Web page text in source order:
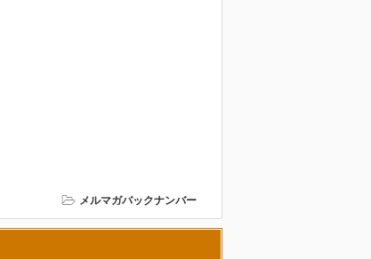
メルマガバックナンバー